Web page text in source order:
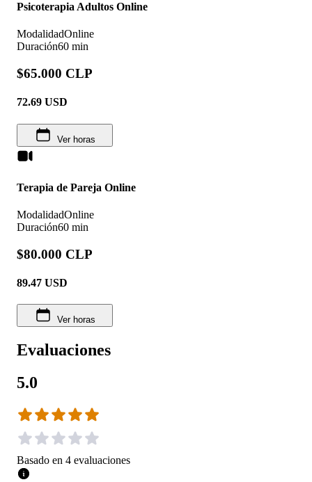
Psicoterapia Adultos Online
ModalidadOnline
Duración60 min
$65.000 CLP
72.69 USD
Ver horas
Terapia de Pareja Online
ModalidadOnline
Duración60 min
$80.000 CLP
89.47 USD
Ver horas
Evaluaciones
5.0
Basado en 4 evaluaciones